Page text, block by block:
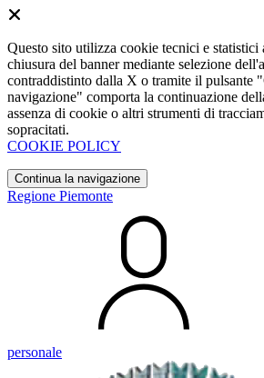
Questo sito utilizza cookie tecnici e statistici
chiusura del banner mediante selezione
contraddistinto dalla X o tramite il pulsante
navigazione" comporta la continuazione
assenza di cookie o altri strumenti di
sopracitati.
COOKIE POLICY
Continua la navigazione
Regione Piemonte
personale